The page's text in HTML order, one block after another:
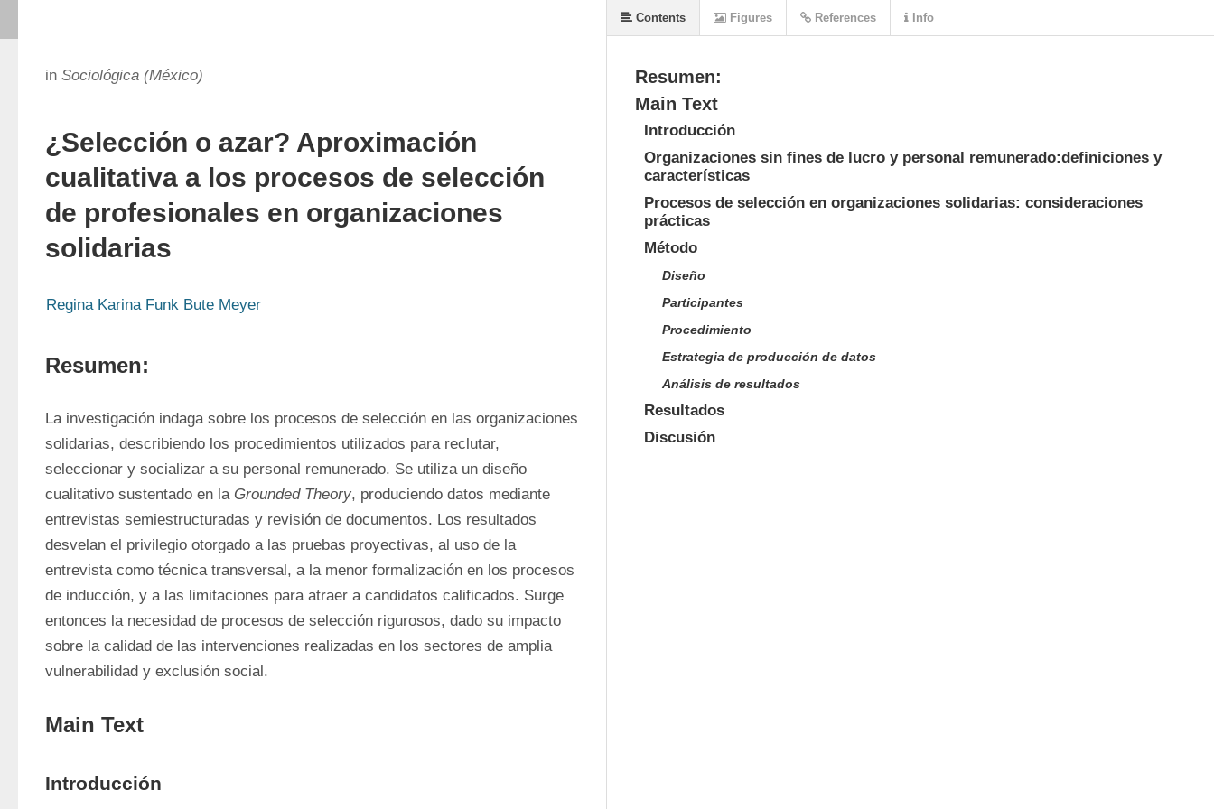
in Sociológica (México)
¿Selección o azar? Aproximación
cualitativa a los procesos de selección
de profesionales en organizaciones
solidarias
Regina Karina Funk Bute Meyer
Resumen:
La investigación indaga sobre los procesos de selección en las organizaciones
solidarias, describiendo los procedimientos utilizados para reclutar,
seleccionar y socializar a su personal remunerado. Se utiliza un diseño
cualitativo sustentado en la Grounded Theory, produciendo datos mediante
entrevistas semiestructuradas y revisión de documentos. Los resultados
desvelan el privilegio otorgado a las pruebas proyectivas, al uso de la
entrevista como técnica transversal, a la menor formalización en los procesos
de inducción, y a las limitaciones para atraer a candidatos calificados. Surge
entonces la necesidad de procesos de selección rigurosos, dado su impacto
sobre la calidad de las intervenciones realizadas en los sectores de amplia
vulnerabilidad y exclusión social.
Main Text
Introducción
Resumen:
Main Text
Introducción
Organizaciones sin fines de lucro y personal remunerado:definiciones y
características
Procesos de selección en organizaciones solidarias: consideraciones
prácticas
Método
Diseño
Participantes
Procedimiento
Estrategia de producción de datos
Análisis de resultados
Resultados
Discusión
Contents Figures References Info